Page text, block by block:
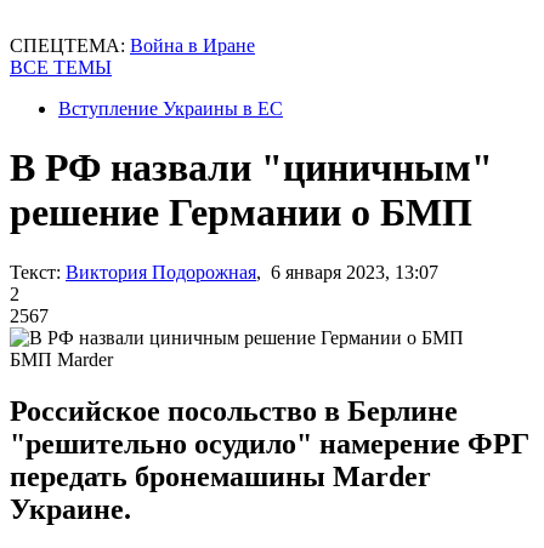
СПЕЦТЕМА: Война в Иране
ВСЕ ТЕМЫ
Вступление Украины в ЕС
В РФ назвали "циничным"
решение Германии о БМП
Текст: Виктория Подорожная, 6 января 2023, 13:07
2
2567
БМП Marder
Российское посольство в Берлине
"решительно осудило" намерение ФРГ
передать бронемашины Marder
Украине.